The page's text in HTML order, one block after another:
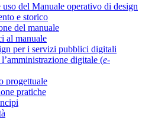
uso del Manuale operativo di design
e storico
del manuale
al manuale
per i servizi pubblici digitali
digitale (e-
progettuale
pratiche